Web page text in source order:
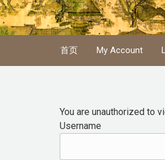
Skip to main content
首页 My Account
You are unauthorized to
Username